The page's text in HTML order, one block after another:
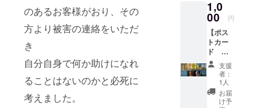
のあるお客様がおり、その
方より被害の連絡をいただ
き
自分自身で何か助けになれ
ることはないのかと必死に
考えました。
自宅はもち
ろん、店舗
などに飾り
観賞用とし
て大変人気
ただ
き、 ご
希望の
作品を
画像の
リスト
から選
択いた
だき、
備考欄
に記載
1,0
00 円
【ポス
トカー
ド 専
用額縁
付】 商
品名...ポ
スト
カー
支援
者：
1人
お届
け予